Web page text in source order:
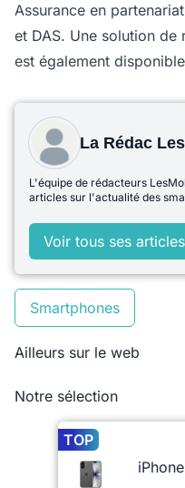
Assurance en
et DAS. Une solution
est également
La Rédac
L'équipe de rédacteurs
articles sur l'actualité des
Voir tous ses articles
Smartphones
Ailleurs sur le web
Notre sélection
TOP